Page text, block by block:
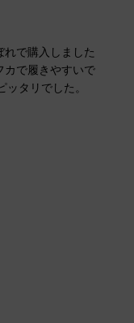
で購入しました
カで履きやすいで
タリでした。